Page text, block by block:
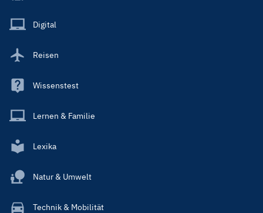
Main
Digital
Reisen
Wissenstest
Lernen & Familie
Lexika
Natur & Umwelt
Technik & Mobilität